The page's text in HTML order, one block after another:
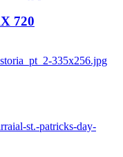
720
335x256.jpg
st.-patricks-day-